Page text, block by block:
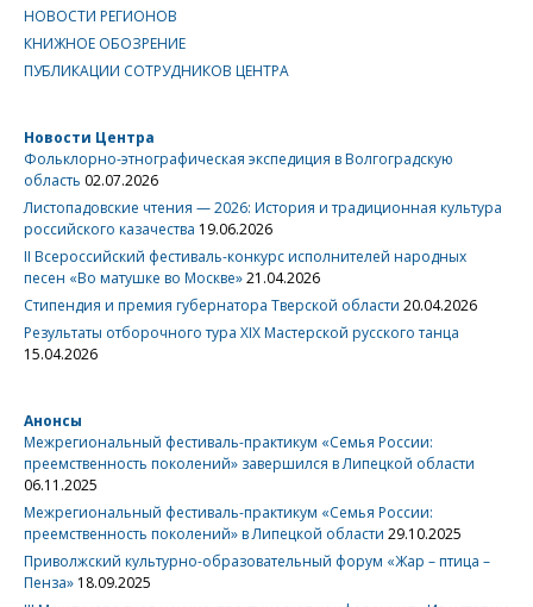
НОВОСТИ РЕГИОНОВ
КНИЖНОЕ ОБОЗРЕНИЕ
ПУБЛИКАЦИИ СОТРУДНИКОВ ЦЕНТРА
Новости Центра
Фольклорно-этнографическая экспедиция в Волгоградскую
область 02.07.2026
Листопадовские чтения — 2026: История и традиционная культура
российского казачества 19.06.2026
II Всероссийский фестиваль-конкурс исполнителей народных
песен «Во матушке во Москве»21.04.2026
Стипендия и премия губернатора Тверской области 20.04.2026
Результаты отборочного тура XIX Мастерской русского танца
15.04.2026
Анонсы
Межрегиональный фестиваль-практикум «Семья России:
преемственность поколений» завершился в Липецкой области
06.11.2025
Межрегиональный фестиваль-практикум «Семья России:
преемственность поколений» в Липецкой области 29.10.2025
Приволжский культурно-образовательный форум «Жар – птица –
Пенза» 18.09.2025